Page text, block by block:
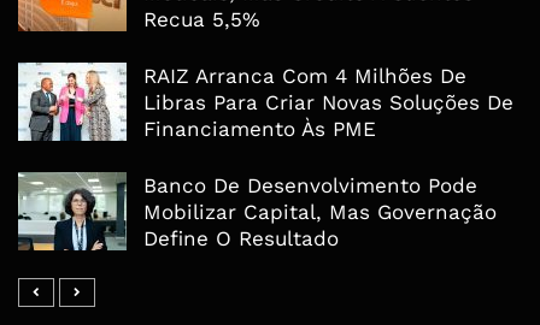
Recua 5,5%
RAIZ Arranca Com 4 Milhões De
Libras Para Criar Novas Soluções De
Financiamento Às PME
Banco De Desenvolvimento Pode
Mobilizar Capital, Mas Governação
Define O Resultado